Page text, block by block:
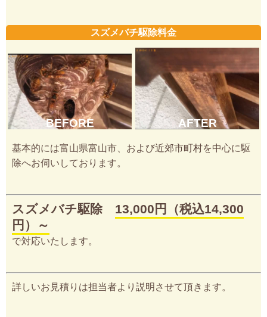
スズメバチ駆除料金
BEFORE AFTER
基本的には富山県富山市、および近郊市町村を中心に駆
除へお伺いしております。
スズメバチ駆除 13,000円（税込14,300
円）～
で対応いたします。
詳しいお見積りは担当者より説明させて頂きます。